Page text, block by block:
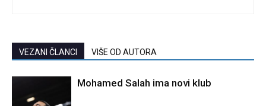
VEZANI ČLANCI VIŠE OD AUTORA
Mohamed Salah ima novi klub